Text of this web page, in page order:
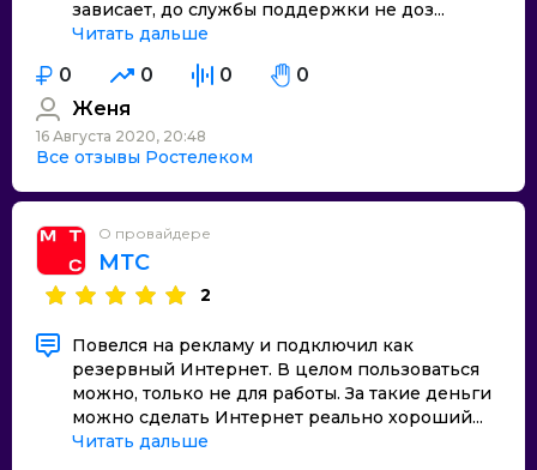
зависает, до службы поддержки не доз...
Читать дальше
0 0 0
0
Женя
16 Августа 2020, 20:48
Все отзывы Ростелеком
О провайдере
МТС
2
Повелся на рекламу и подключил как
резервный Интернет. В целом пользоваться
можно, только не для работы. За такие деньги
можно сделать Интернет реально хороший...
Читать дальше